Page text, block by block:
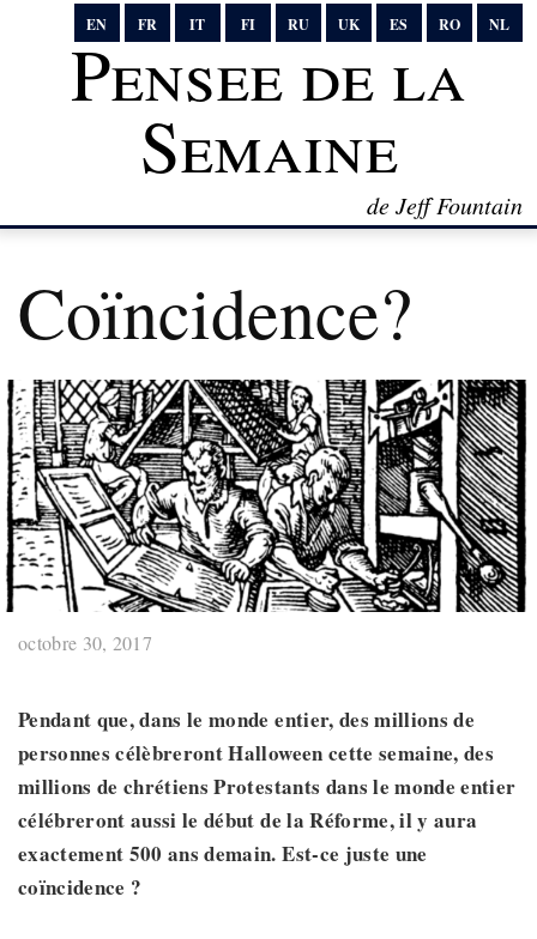
EN FR IT FI RU UK ES RO NL
Pensee de la
Semaine
de Jeff Fountain
Coïncidence?
octobre 30, 2017
Pendant que, dans le monde entier, des millions de
personnes célèbreront Halloween cette semaine, des
millions de chrétiens Protestants dans le monde entier
célébreront aussi le début de la Réforme, il y aura
exactement 500 ans demain. Est-ce juste une
coïncidence ?